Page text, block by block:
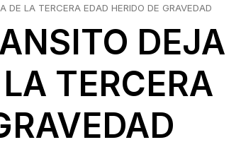
LA TERCERA EDAD HERIDO DE GRAVEDAD
DEJA
TERCERA